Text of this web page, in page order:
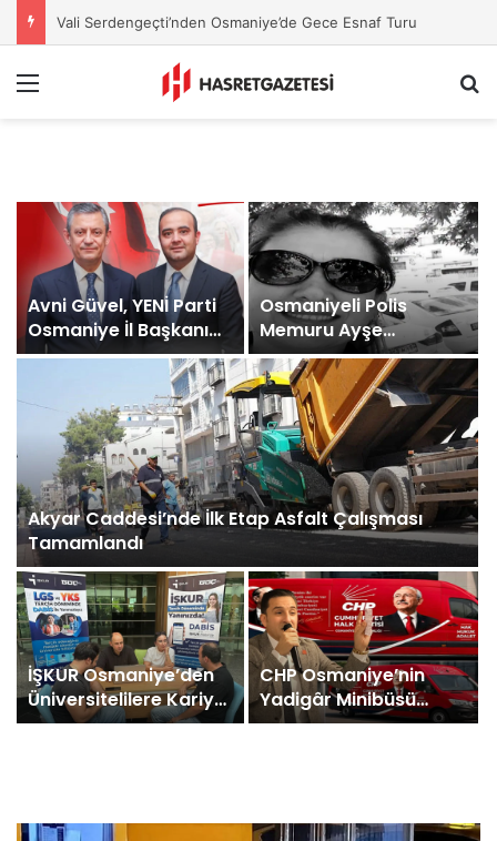
Avni Güvel, YENİ Parti Osmaniye İl Başkanı Oldu
Akyar Caddesi’nde İlk Etap Asfalt Çalışması
Tamamlandı
Avni Güvel, YENİ Parti
Osmaniye İl Başkanı
Oldu
Osmaniyeli Polis
Memuru Ayşe
Akdoğan Hayatını
Kaybetti
İŞKUR Osmaniye’den
Üniversitelilere Kariyer
Desteği
CHP Osmaniye’nin
Yadigâr Minibüsü
Yeniden Yollarda